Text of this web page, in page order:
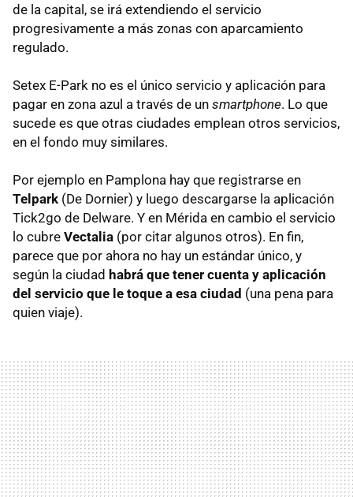
de la capital, se irá extendiendo el servicio
progresivamente a más zonas con aparcamiento
regulado.
Setex E-Park no es el único servicio y aplicación para
pagar en zona azul a través de un smartphone. Lo que
sucede es que otras ciudades emplean otros servicios,
en el fondo muy similares.
Por ejemplo en Pamplona hay que registrarse en
Telpark (De Dornier) y luego descargarse la aplicación
Tick2go de Delware. Y en Mérida en cambio el servicio
lo cubre Vectalia (por citar algunos otros). En fin,
parece que por ahora no hay un estándar único, y
según la ciudad habrá que tener cuenta y aplicación
del servicio que le toque a esa ciudad (una pena para
quien viaje).